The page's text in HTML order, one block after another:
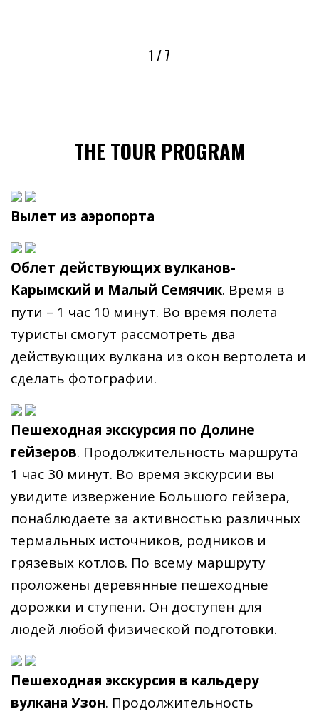
1 / 7
THE TOUR PROGRAM
Вылет из аэропорта
Облет действующих вулканов-
Карымский и Малый Семячик. Время в
пути – 1 час 10 минут. Во время полета
туристы смогут рассмотреть два
действующих вулкана из окон вертолета и
сделать фотографии.
Пешеходная экскурсия по Долине
гейзеров. Продолжительность маршрута
1 час 30 минут. Во время экскурсии вы
увидите извержение Большого гейзера,
понаблюдаете за активностью различных
термальных источников, родников и
грязевых котлов. По всему маршруту
проложены деревянные пешеходные
дорожки и ступени. Он доступен для
людей любой физической подготовки.
Пешеходная экскурсия в кальдеру
вулкана Узон. Продолжительность